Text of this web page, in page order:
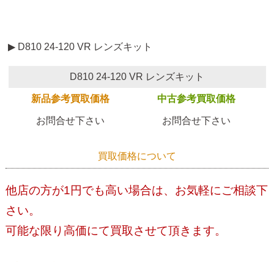
▶ D810 24-120 VR レンズキット
D810 24-120 VR レンズキット
新品参考買取価格 中古参考買取価格
お問合せ下さい お問合せ下さい
買取価格について
他店の方が1円でも高い場合は、お気軽にご相談下
さい。
可能な限り高価にて買取させて頂きます。